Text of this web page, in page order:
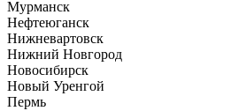
Мурманск
Нефтеюганск
Нижневартовск
Нижний Новгород
Новосибирск
Новый Уренгой
Пермь